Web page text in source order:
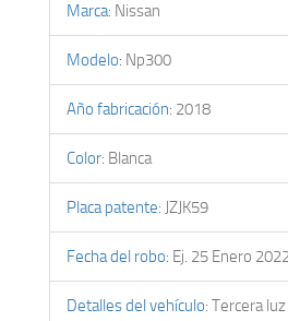
Marca: Nissan
Modelo: Np300
Año fabricación: 2018
Color: Blanca
Placa patente: JZJK59
Fecha del robo: Ej. 25 Enero
Detalles del vehículo: Tercera